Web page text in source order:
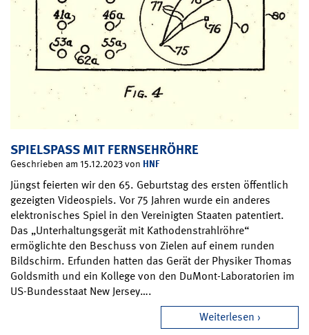
SPIELSPASS MIT FERNSEHRÖHRE
Geschrieben am 15.12.2023 von HNF
Jüngst feierten wir den 65. Geburtstag des ersten öffentlich
gezeigten Videospiels. Vor 75 Jahren wurde ein anderes
elektronisches Spiel in den Vereinigten Staaten patentiert.
Das „Unterhaltungsgerät mit Kathodenstrahlröhre“
ermöglichte den Beschuss von Zielen auf einem runden
Bildschirm. Erfunden hatten das Gerät der Physiker Thomas
Goldsmith und ein Kollege von den DuMont-Laboratorien im
US-Bundesstaat New Jersey….
Weiterlesen